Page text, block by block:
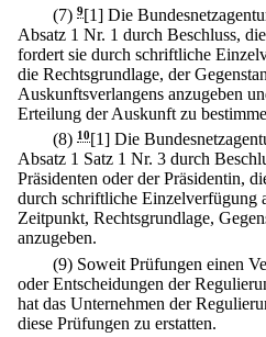
(7) 9[1] Die
Absatz 1 Nr. 1 durch Beschluss,
fordert sie durch schriftliche
die Rechtsgrundlage, der
Auskunftsverlangens anzugeben
Erteilung der Auskunft zu
(8) 10[1] Die
Absatz 1 Satz 1 Nr. 3 durch
Präsidenten oder der Präsidentin,
durch schriftliche Einzelverfügung
Zeitpunkt, Rechtsgrundlage,
anzugeben.
(9) Soweit Prüfungen einen
oder Entscheidungen der
hat das Unternehmen der
diese Prüfungen zu erstatten.